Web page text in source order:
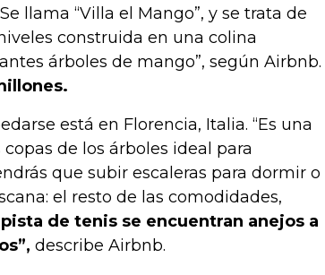
llama “Villa el Mango”, y se trata de
construida en una colina
árboles de mango”, según Airbnb.
está en Florencia, Italia. “Es una
de los árboles ideal para
que subir escaleras para dormir o
el resto de las comodidades,
de tenis se encuentran anejos a
describe Airbnb.